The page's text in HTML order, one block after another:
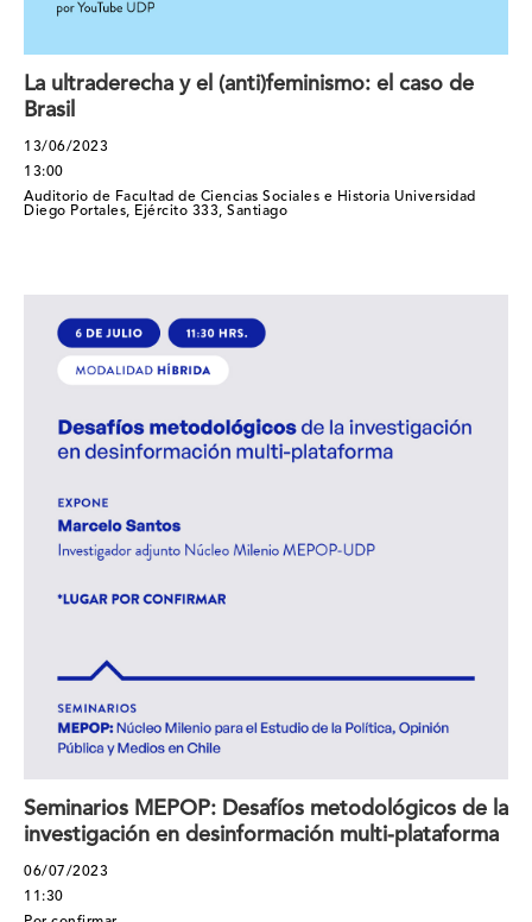
La ultraderecha y el (anti)feminismo: el caso de
Brasil
13/06/2023
13:00
Auditorio de Facultad de Ciencias Sociales e Historia Universidad
Diego Portales, Ejército 333, Santiago
Seminarios MEPOP: Desafíos metodológicos de la
investigación en desinformación multi-plataforma
06/07/2023
11:30